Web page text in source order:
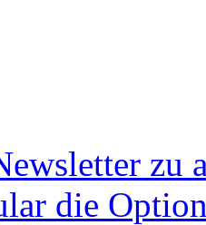
zu
die